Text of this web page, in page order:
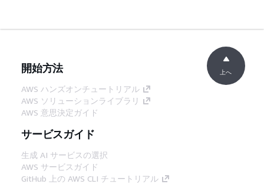
開始方法
AWS ハンズオンチュートリアル
AWS ソリューションライブラリ
AWS 意思決定ガイド
サービスガイド
生成 AI サービスの選択
AWS サービスガイド
GitHub 上の AWS CLI チュートリアル
上へ